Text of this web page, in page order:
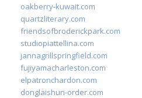
oakberry-kuwait.com
quartzliterary.com
friendsofbroderickpark.com
studiopiattellina.com
jannagrillspringfield.com
fujiyamacharleston.com
elpatronchardon.com
donglaishun-order.com